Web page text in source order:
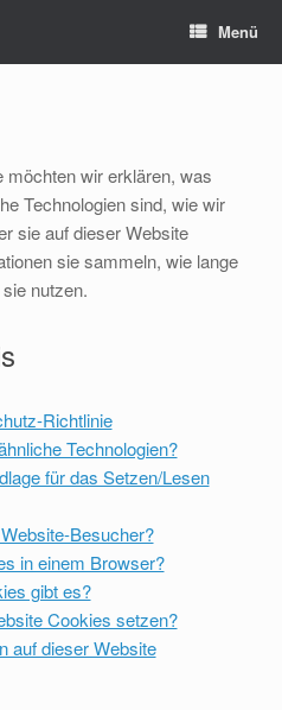
Menü
möchten wir erklären, was
Technologien sind, wie wir
sie auf dieser Website
sie sammeln, wie lange
nutzen.
Richtlinie
Technologien?
für das Setzen/Lesen
Besucher?
in einem Browser?
gibt es?
Cookies setzen?
auf dieser Website